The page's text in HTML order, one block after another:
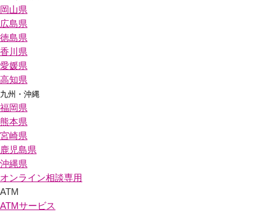
岡山県
広島県
徳島県
香川県
愛媛県
高知県
九州・沖縄
福岡県
熊本県
宮崎県
鹿児島県
沖縄県
オンライン相談専用
ATM
ATMサービス